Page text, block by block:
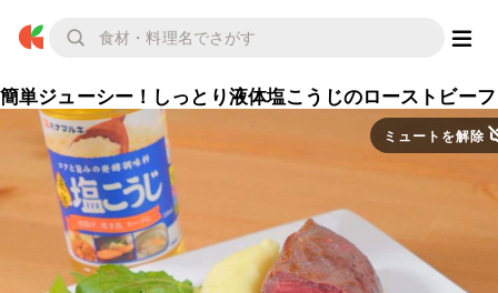
簡単ジューシー！しっとり液体塩こうじのローストビーフ
ミュートを解除